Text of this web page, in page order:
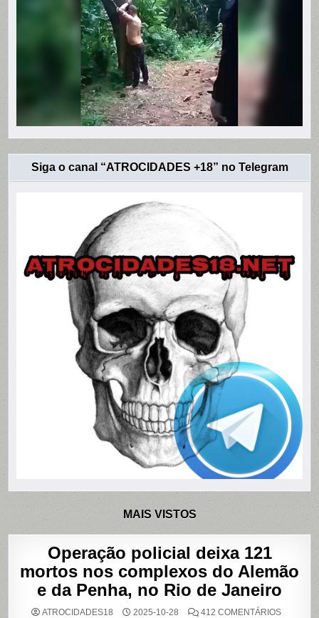
Siga o canal “ATROCIDADES +18” no Telegram
MAIS VISTOS
Operação policial deixa 121
mortos nos complexos do Alemão
e da Penha, no Rio de Janeiro
ATROCIDADES18 2025-10-28 412 COMENTÁRIOSEM